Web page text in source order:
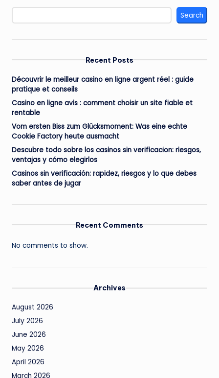
Search
Recent Posts
Découvrir le meilleur casino en ligne argent réel : guide
pratique et conseils
Casino en ligne avis : comment choisir un site fiable et
rentable
Vom ersten Biss zum Glücksmoment: Was eine echte
Cookie Factory heute ausmacht
Descubre todo sobre los casinos sin verificacion: riesgos,
ventajas y cómo elegirlos
Casinos sin verificación: rapidez, riesgos y lo que debes
saber antes de jugar
Recent Comments
No comments to show.
Archives
August 2026
July 2026
June 2026
May 2026
April 2026
March 2026